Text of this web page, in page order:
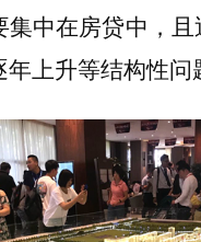
集中在房贷中，
上升等结构性问